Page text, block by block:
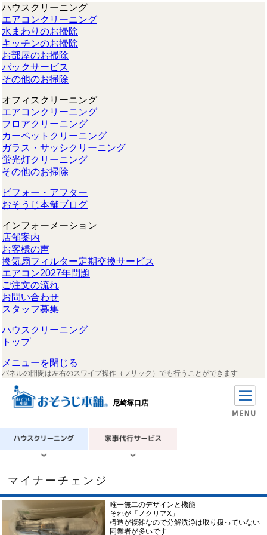
ハウスクリーニング
エアコンクリーニング
水まわりのお掃除
キッチンのお掃除
お部屋のお掃除
パックサービス
その他のお掃除
オフィスクリーニング
エアコンクリーニング
フロアクリーニング
カーペットクリーニング
ガラス・サッシクリーニング
蛍光灯クリーニング
その他のお掃除
ビフォー・アフター
おそうじ本舗ブログ
インフォーメーション
店舗案内
お客様の声
換気扇フィルター定期交換サービス
エアコン2027年問題
ご注文の流れ
お問い合わせ
スタッフ募集
ハウスクリーニング
トップ
メニューを閉じる
パネルの開閉は左右のスワイプ操作（フリック）でも行うことができます
尼崎塚口店
マイナーチェンジ
唯一無二のデザインと機能
それが「ノクリアX」
構造が複雑なので分解洗浄は取り扱っていない
同業者が多いです